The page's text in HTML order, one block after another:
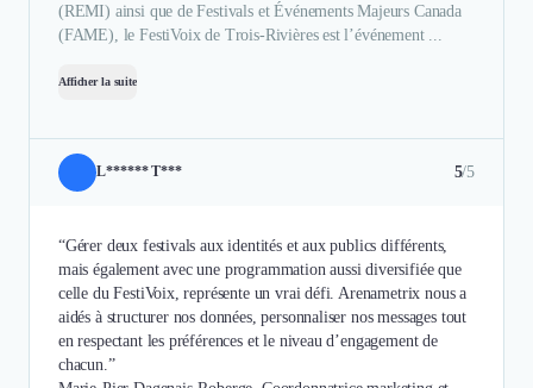
(REMI) ainsi que de Festivals et Événements Majeurs Canada
(FAME), le FestiVoix de Trois-Rivières est l’événement ...
Afficher la suite
L****** T*** 5/5
“Gérer deux festivals aux identités et aux publics différents,
mais également avec une programmation aussi diversifiée que
celle du FestiVoix, représente un vrai défi. Arenametrix nous a
aidés à structurer nos données, personnaliser nos messages tout
en respectant les préférences et le niveau d’engagement de
chacun.”